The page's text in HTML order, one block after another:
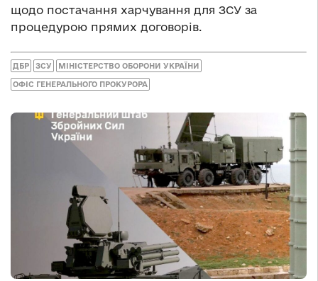
щодо постачання харчування для ЗСУ за
процедурою прямих договорів.
ДБР ЗСУ МІНІСТЕРСТВО ОБОРОНИ УКРАЇНИ
ОФІС ГЕНЕРАЛЬНОГО ПРОКУРОРА